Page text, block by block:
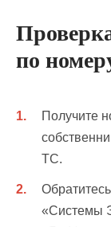
по
Получите
ТС.
«Системы